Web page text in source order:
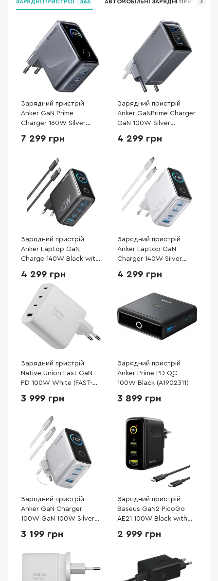
ЗАРЯДНІ ПРИСТРОЇ 363 АВТОМОБІЛЬНІ ЗАРЯДНІ ПРИСТРОЇ
Зарядний пристрій
Anker GaN Prime
Charger 160W Silver
7 299 грн
Зарядний пристрій
Anker GaNPrime Charger
GaN 100W Silver
4 299 грн
Зарядний пристрій
Anker Laptop GaN
Charge 140W Black with
(B2697GZ1)
4 299 грн
Зарядний пристрій
Anker Laptop GaN
Charger 140W Silver
4 299 грн
Зарядний пристрій
Native Union Fast GaN
PD 100W White (FAST-
3 999 грн
Зарядний пристрій
Anker Prime PD QC
100W Black (A1902311)
3 899 грн
Зарядний пристрій
Anker GaN Charger
100W GaN 100W Silver
(B121BG41)
3 199 грн
Зарядний пристрій
Baseus GaN2 PicoGo
AE21 100W Black with
100W (E0121B00)
2 999 грн